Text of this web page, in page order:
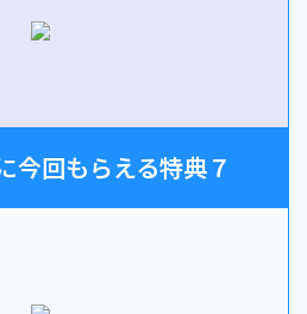
今回もらえる特典７